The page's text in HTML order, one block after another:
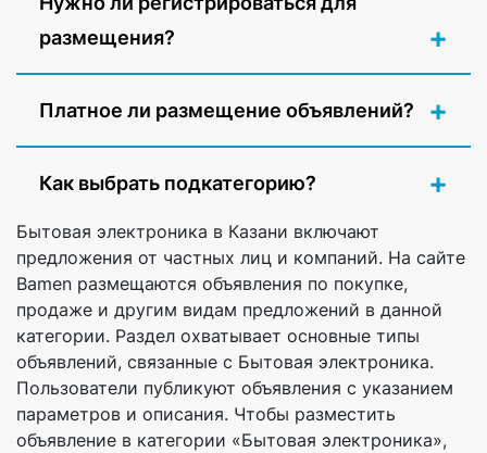
размещения?
Платное ли размещение объявлений?
Как выбрать подкатегорию?
Бытовая электроника в Казани включают
предложения от частных лиц и компаний. На сайте
Bamen размещаются объявления по покупке,
продаже и другим видам предложений в данной
категории. Раздел охватывает основные типы
объявлений, связанные с Бытовая электроника.
Пользователи публикуют объявления с указанием
параметров и описания. Чтобы разместить
объявление в категории «Бытовая электроника»,